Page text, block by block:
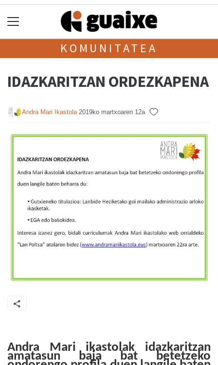
KOMUNITATEA
IDAZKARITZAN ORDEZKAPENA
Andra Mari Ikastola 2019ko martxoaren 12a
Andra Mari ikastolak idazkaritzan
amatasun baja bat betetzeko